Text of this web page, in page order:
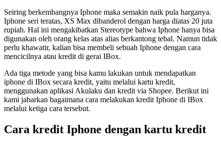
Seiring berkembangnya Iphone maka semakin naik pula harganya.
Iphone seri teratas, XS Max dibanderol dengan harga diatas 20 juta
rupiah. Hal ini mengakibatkan Stereotype bahwa Iphone hanya bisa
digunakan oleh orang kelas atas alias berkantong tebal. Namun tidak
perlu khawatir, kalian bisa membeli sebuah Iphone dengan cara
mencicilnya atau kredit di gerai IBox.
Ada tiga metode yang bisa kamu lakukan untuk mendapatkan
iphone di IBox secara kredit, yaitu melalui kartu kredit,
menggunakan aplikasi Akulaku dan kredit via Shopee. Berikut ini
kami jabarkan bagaimana cara melakukan kredit Iphone di IBox
melalui ketiga cara tersebut.
Cara kredit Iphone dengan kartu kredit